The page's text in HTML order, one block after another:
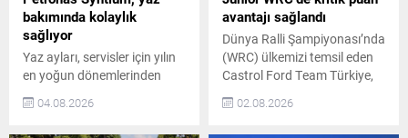
Continental, Volkswagen
Grubu markalarından
Škoda’nın yeni tam
elektrikli...
analiz edilerek...
bakımında kolaylık
sağlıyor
Yaz ayları, servisler için yılın
en yoğun dönemlerinden
biridir. Sürücüler uzun
yolculuklar öncesinde
04.08.2026
avantajı sağlandı
Dünya Ralli Şampiyonası’nda
(WRC) ülkemizi temsil eden
Castrol Ford Team Türkiye,
Junior WRC sezonunun kritik
yarışlarından Finlandiya
02.08.2026